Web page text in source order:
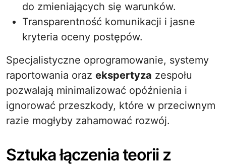
do zmieniających się warunków.
Transparentność komunikacji i jasne
kryteria oceny postępów.
Specjalistyczne oprogramowanie, systemy
raportowania oraz ekspertyza zespołu
pozwalają minimalizować opóźnienia i
ignorować przeszkody, które w przeciwnym
razie mogłyby zahamować rozwój.
Sztuka łączenia teorii z